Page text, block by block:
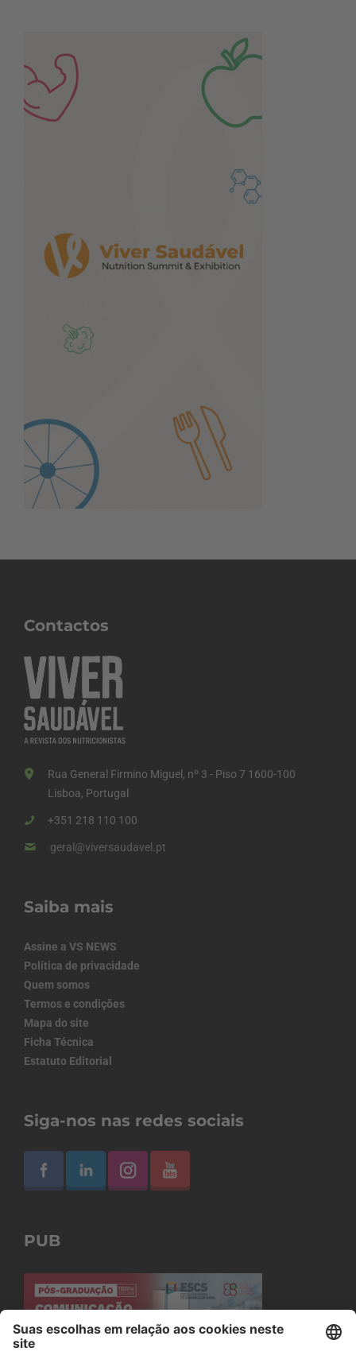
Contactos
Rua General Firmino Miguel, nº 3 - Piso 7 1600-100
Lisboa, Portugal
+351 218 110 100
geral@viversaudavel.pt
Saiba mais
Assine a VS NEWS
Política de privacidade
Quem somos
Termos e condições
Mapa do site
Ficha Técnica
Estatuto Editorial
Siga-nos nas redes sociais
PUB